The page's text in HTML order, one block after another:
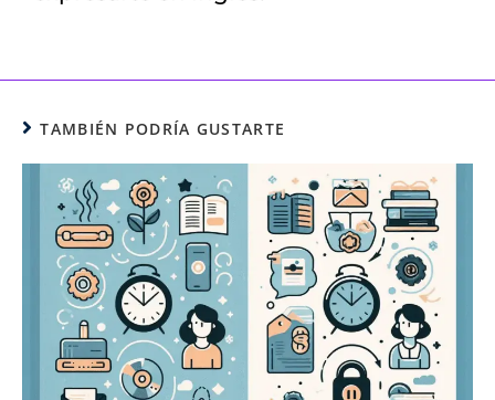
TAMBIÉN PODRÍA GUSTARTE